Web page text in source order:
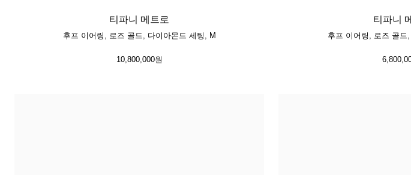
티파니 메트로
후프 이어링, 로즈 골드, 다이아몬드 세팅, M
10,800,000원
티파니
후프 이어링, 로즈 골